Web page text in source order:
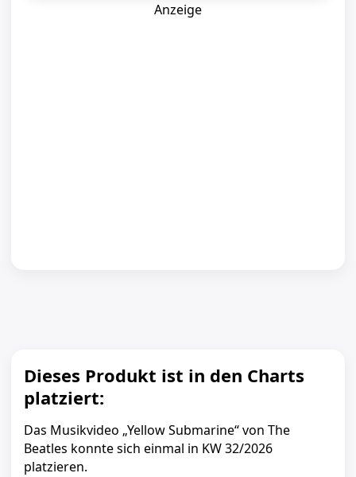
Anzeige
Dieses Produkt ist in den Charts
platziert:
Das Musikvideo „Yellow Submarine“ von The
Beatles konnte sich einmal in KW 32/2026
platzieren.